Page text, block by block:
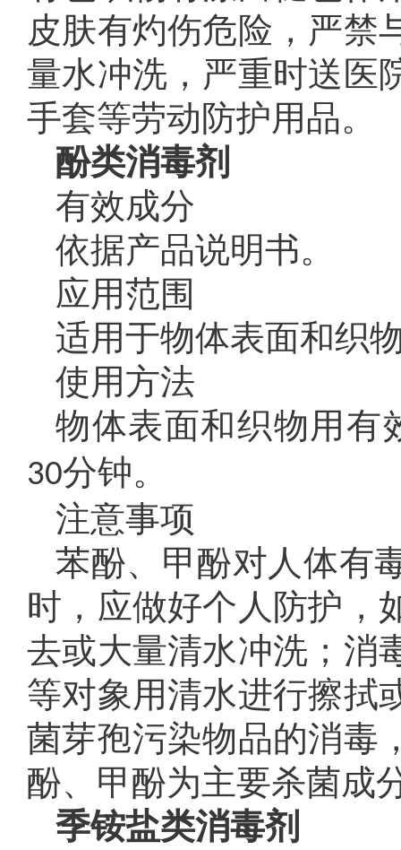
皮肤有灼伤危险，严禁
量水冲洗，严重时送医
手套等劳动防护用品。
酚类消毒剂
有效成分
依据产品说明书。
应用范围
适用于物体表面和织
使用方法
物体表面和织物用有
30分钟。
注意事项
苯酚、甲酚对人体有
时，应做好个人防护，
去或大量清水冲洗；消
等对象用清水进行擦拭
菌芽孢污染物品的消毒
酚、甲酚为主要杀菌成
季铵盐类消毒剂